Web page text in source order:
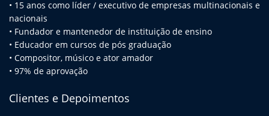
• 15 anos como líder / executivo de empresas multinacionais e
nacionais
• Fundador e mantenedor de instituição de ensino
• Educador em cursos de pós graduação
• Compositor, músico e ator amador
• 97% de aprovação
Clientes e Depoimentos